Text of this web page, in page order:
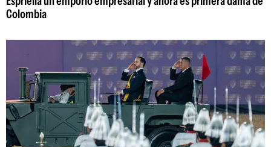
Colombia